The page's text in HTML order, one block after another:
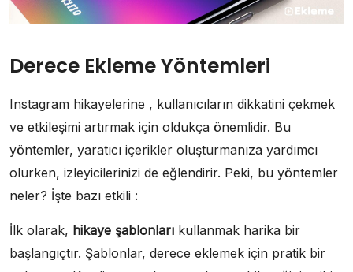
Derece Ekleme Yöntemleri
Instagram hikayelerine , kullanıcıların dikkatini çekmek
ve etkileşimi artırmak için oldukça önemlidir. Bu
yöntemler, yaratıcı içerikler oluşturmanıza yardımcı
olurken, izleyicilerinizi de eğlendirir. Peki, bu yöntemler
neler? İşte bazı etkili :
İlk olarak, hikaye şablonları kullanmak harika bir
başlangıçtır. Şablonlar, derece eklemek için pratik bir